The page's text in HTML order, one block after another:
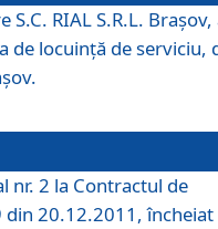
RIAL S.R.L. Brașov,
de locuință de serviciu,
nr. 2 la Contractul de
din 20.12.2011, încheiat